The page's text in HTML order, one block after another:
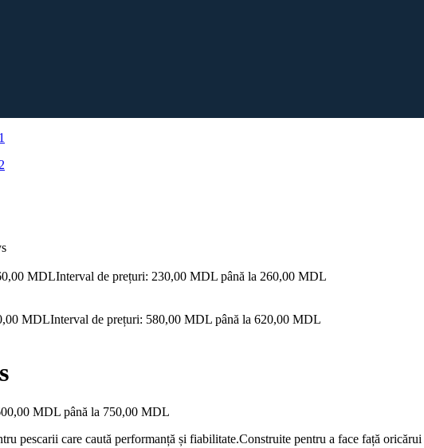
MDLInterval de prețuri: 230,00 MDL până la 260,00 MDL
MDLInterval de prețuri: 580,00 MDL până la 620,00 MDL
MDL până la 750,00 MDL
pescarii care caută performanță și fiabilitate.Construite pentru a face față